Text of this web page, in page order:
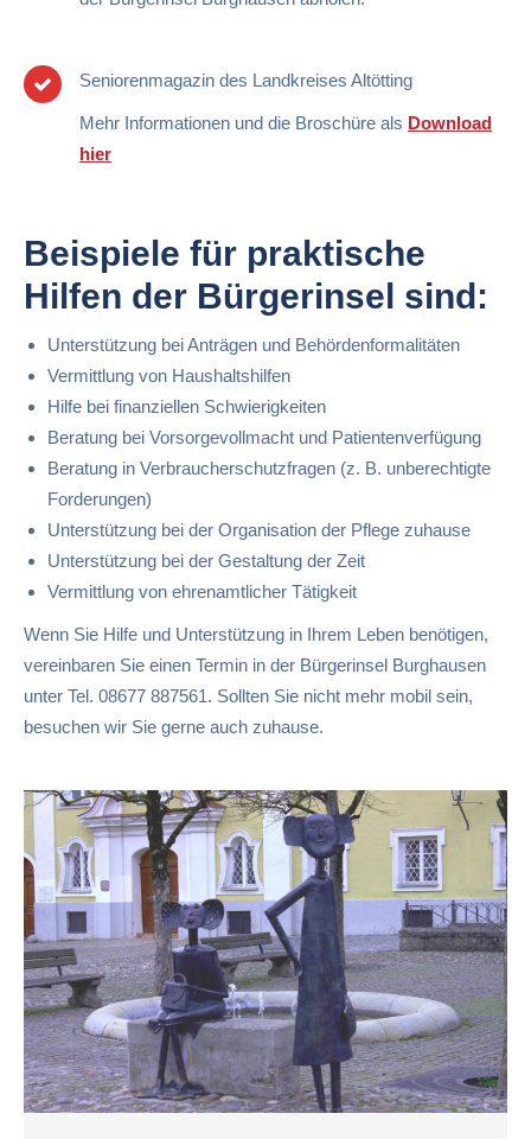
Seniorenmagazin des Landkreises Altötting
Mehr Informationen und die Broschüre als Download
hier
Beispiele für praktische
Hilfen der Bürgerinsel sind:
Unterstützung bei Anträgen und Behördenformalitäten
Vermittlung von Haushaltshilfen
Hilfe bei finanziellen Schwierigkeiten
Beratung bei Vorsorgevollmacht und Patientenverfügung
Beratung in Verbraucherschutzfragen (z. B. unberechtigte
Forderungen)
Unterstützung bei der Organisation der Pflege zuhause
Unterstützung bei der Gestaltung der Zeit
Vermittlung von ehrenamtlicher Tätigkeit
Wenn Sie Hilfe und Unterstützung in Ihrem Leben benötigen,
vereinbaren Sie einen Termin in der Bürgerinsel Burghausen
unter Tel. 08677 887561. Sollten Sie nicht mehr mobil sein,
besuchen wir Sie gerne auch zuhause.